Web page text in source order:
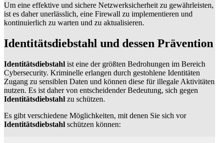
Um eine effektive und sichere Netzwerksicherheit zu gewährleisten,
ist es daher unerlässlich, eine Firewall zu implementieren und
kontinuierlich zu warten und zu aktualisieren.
Identitätsdiebstahl und dessen Prävention
Identitätsdiebstahl ist eine der größten Bedrohungen im Bereich
Cybersecurity. Kriminelle erlangen durch gestohlene Identitäten
Zugang zu sensiblen Daten und können diese für illegale Aktivitäten
nutzen. Es ist daher von entscheidender Bedeutung, sich gegen
Identitätsdiebstahl zu schützen.
Es gibt verschiedene Möglichkeiten, mit denen Sie sich vor
Identitätsdiebstahl schützen können: